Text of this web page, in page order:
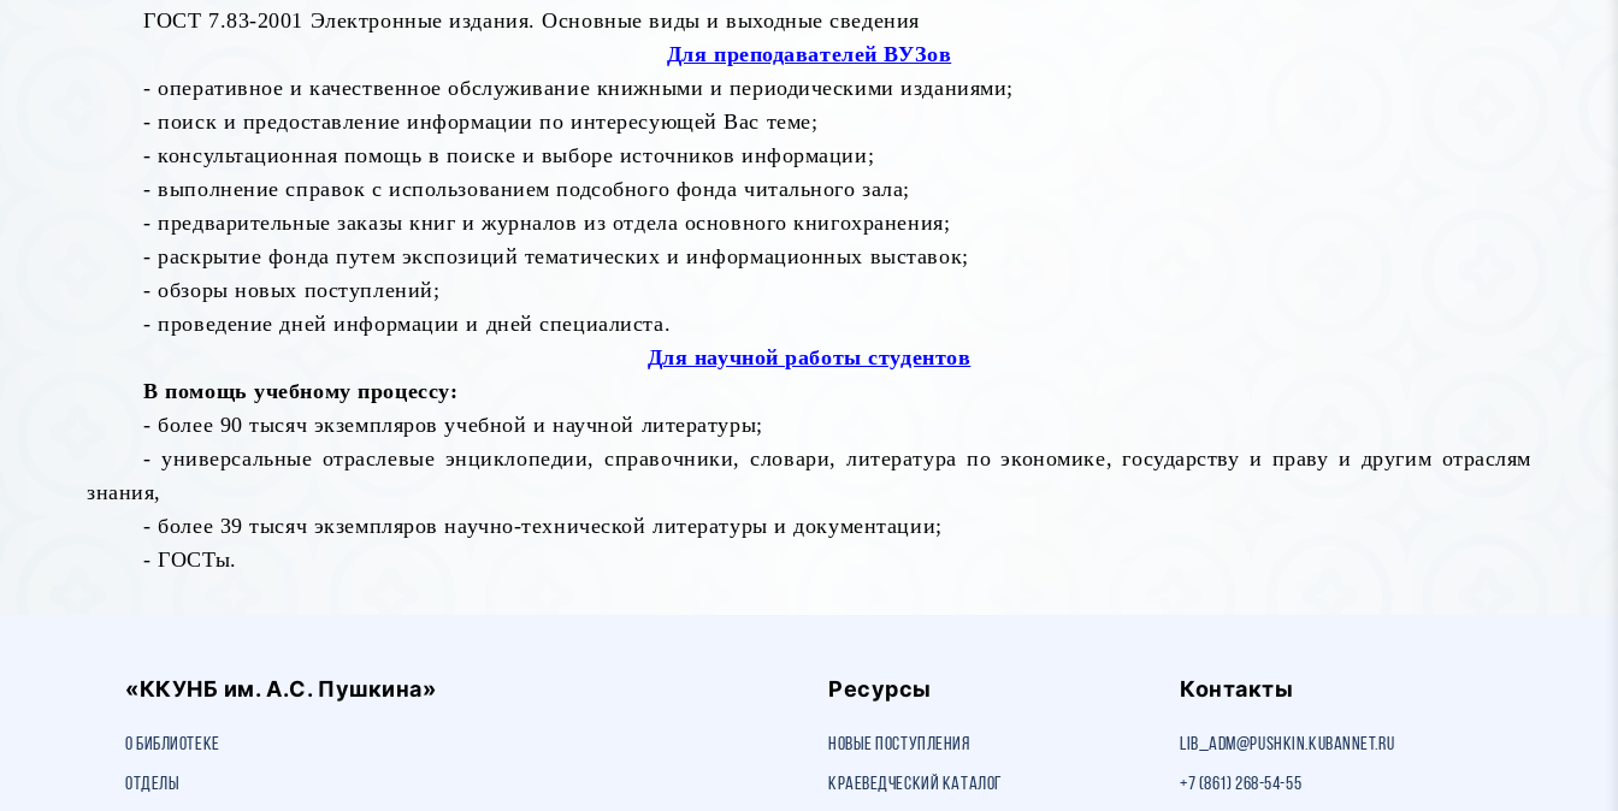
ГОСТ 7.83-2001 Электронные издания. Основные виды и выходные сведения
Для преподавателей ВУЗов
- оперативное и качественное обслуживание книжными и периодическими изданиями;
- поиск и предоставление информации по интересующей Вас теме;
- консультационная помощь в поиске и выборе источников информации;
- выполнение справок с использованием подсобного фонда читального зала;
- предварительные заказы книг и журналов из отдела основного книгохранения;
- раскрытие фонда путем экспозиций тематических и информационных выставок;
- обзоры новых поступлений;
- проведение дней информации и дней специалиста.
Для научной работы студентов
В помощь учебному процессу:
- более 90 тысяч экземпляров учебной и научной литературы;
- универсальные отраслевые энциклопедии, справочники, словари, литература по экономике, государству и праву и другим отраслям
знания,
- более 39 тысяч экземпляров научно-технической литературы и документации;
- ГОСТы.
«ККУНБ им. А.С. Пушкина»
О библиотеке
Отделы
Ресурсы
Новые поступления
Краеведческий каталог
Контакты
lib_adm@pushkin.kubannet.ru
+7 (861) 268-54-55